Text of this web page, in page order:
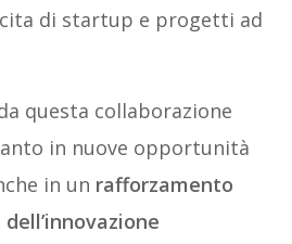
di startup e progetti ad
questa collaborazione
in nuove opportunità
in un rafforzamento
dell’innovazione